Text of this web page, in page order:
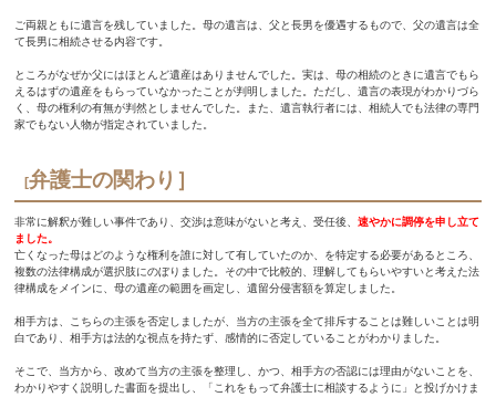
ご両親ともに遺言を残していました。母の遺言は、父と長男を優遇するもので、父の遺言は全
て長男に相続させる内容です。
ところがなぜか父にはほとんど遺産はありませんでした。実は、母の相続のときに遺言でもら
えるはずの遺産をもらっていなかったことが判明しました。ただし、遺言の表現がわかりづら
く、母の権利の有無が判然としませんでした。また、遺言執行者には、相続人でも法律の専門
家でもない人物が指定されていました。
[弁護士の関わり］
非常に解釈が難しい事件であり、交渉は意味がないと考え、受任後、速やかに調停を申し立て
ました。
亡くなった母はどのような権利を誰に対して有していたのか、を特定する必要があるところ、
複数の法律構成が選択肢にのぼりました。その中で比較的、理解してもらいやすいと考えた法
律構成をメインに、母の遺産の範囲を画定し、遺留分侵害額を算定しました。
相手方は、こちらの主張を否定しましたが、当方の主張を全て排斥することは難しいことは明
白であり、相手方は法的な視点を持たず、感情的に否定していることがわかりました。
そこで、当方から、改めて当方の主張を整理し、かつ、相手方の否認には理由がないことを、
わかりやすく説明した書面を提出し、「これをもって弁護士に相談するように」と投げかけま